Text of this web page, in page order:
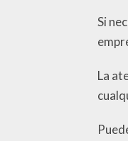
Si
La